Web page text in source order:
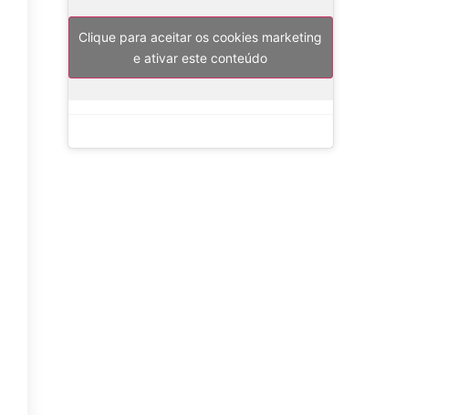
Clique para aceitar os cookies marketing
e ativar este conteúdo